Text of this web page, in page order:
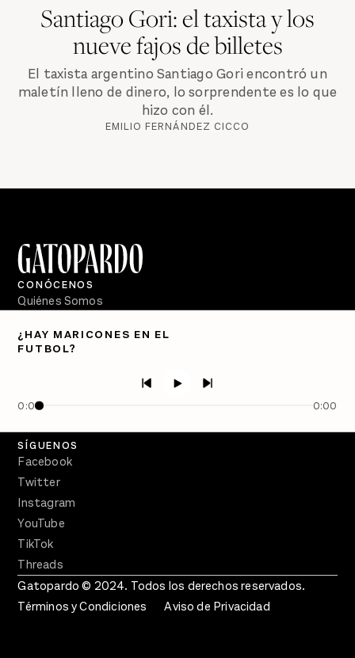
Santiago Gori: el taxista y los
nueve fajos de billetes
El taxista argentino Santiago Gori encontró un
maletín lleno de dinero, lo sorprendente es lo que
hizo con él.
EMILIO FERNÁNDEZ CICCO
¿HAY MARICONES EN EL
FUTBOL?
0:00 0:00
CONÓCENOS
Quiénes Somos
PÓDCASTS
Crecer en Distopía
SÍGUENOS
Facebook
Twitter
Instagram
YouTube
TikTok
Threads
Gatopardo © 2024. Todos los derechos reservados.
Términos y Condiciones
Aviso de Privacidad